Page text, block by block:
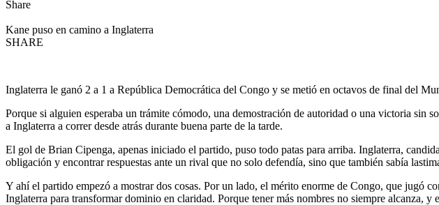
Share
Kane puso en camino a Inglaterra
SHARE
Inglaterra le ganó 2 a 1 a República Democrática del Congo y se metió en octavos de final del
Porque si alguien esperaba un trámite cómodo, una demostración de autoridad o una victoria
a Inglaterra a correr desde atrás durante buena parte de la tarde.
El gol de Brian Cipenga, apenas iniciado el partido, puso todo patas para arriba. Inglaterra,
obligación y encontrar respuestas ante un rival que no solo defendía, sino que también sabía
Y ahí el partido empezó a mostrar dos cosas. Por un lado, el mérito enorme de Congo, que jugó
Inglaterra para transformar dominio en claridad. Porque tener más nombres no siempre alcanza, y